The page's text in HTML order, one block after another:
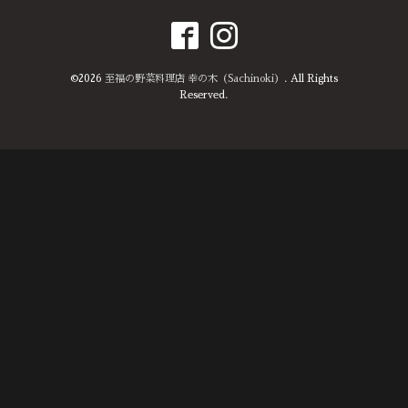
©2026 至福の野菜料理店 幸の木（Sachinoki） . All Rights
Reserved.